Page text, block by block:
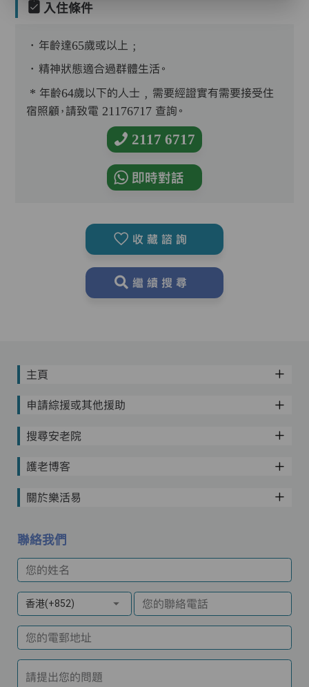
入住條件
．年齡達65歲或以上﹔
．精神狀態適合過群體生活。
* 年齡64歲以下的人士﹐需要經證實有需要接受住
宿照顧，請致電 21176717 查詢。
2117 6717
即時對話
收藏諮詢
繼續搜尋
主頁
申請綜援或其他援助
搜尋安老院
護老博客
關於樂活易
聯絡我們
您的姓名
香港(+852) 您的聯絡電話
您的電郵地址
請提出您的問題